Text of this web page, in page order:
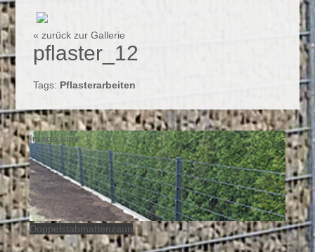
« zurück zur Gallerie
pflaster_12
Tags: Pflasterarbeiten
Image Link
Doppelstabmattenzaun